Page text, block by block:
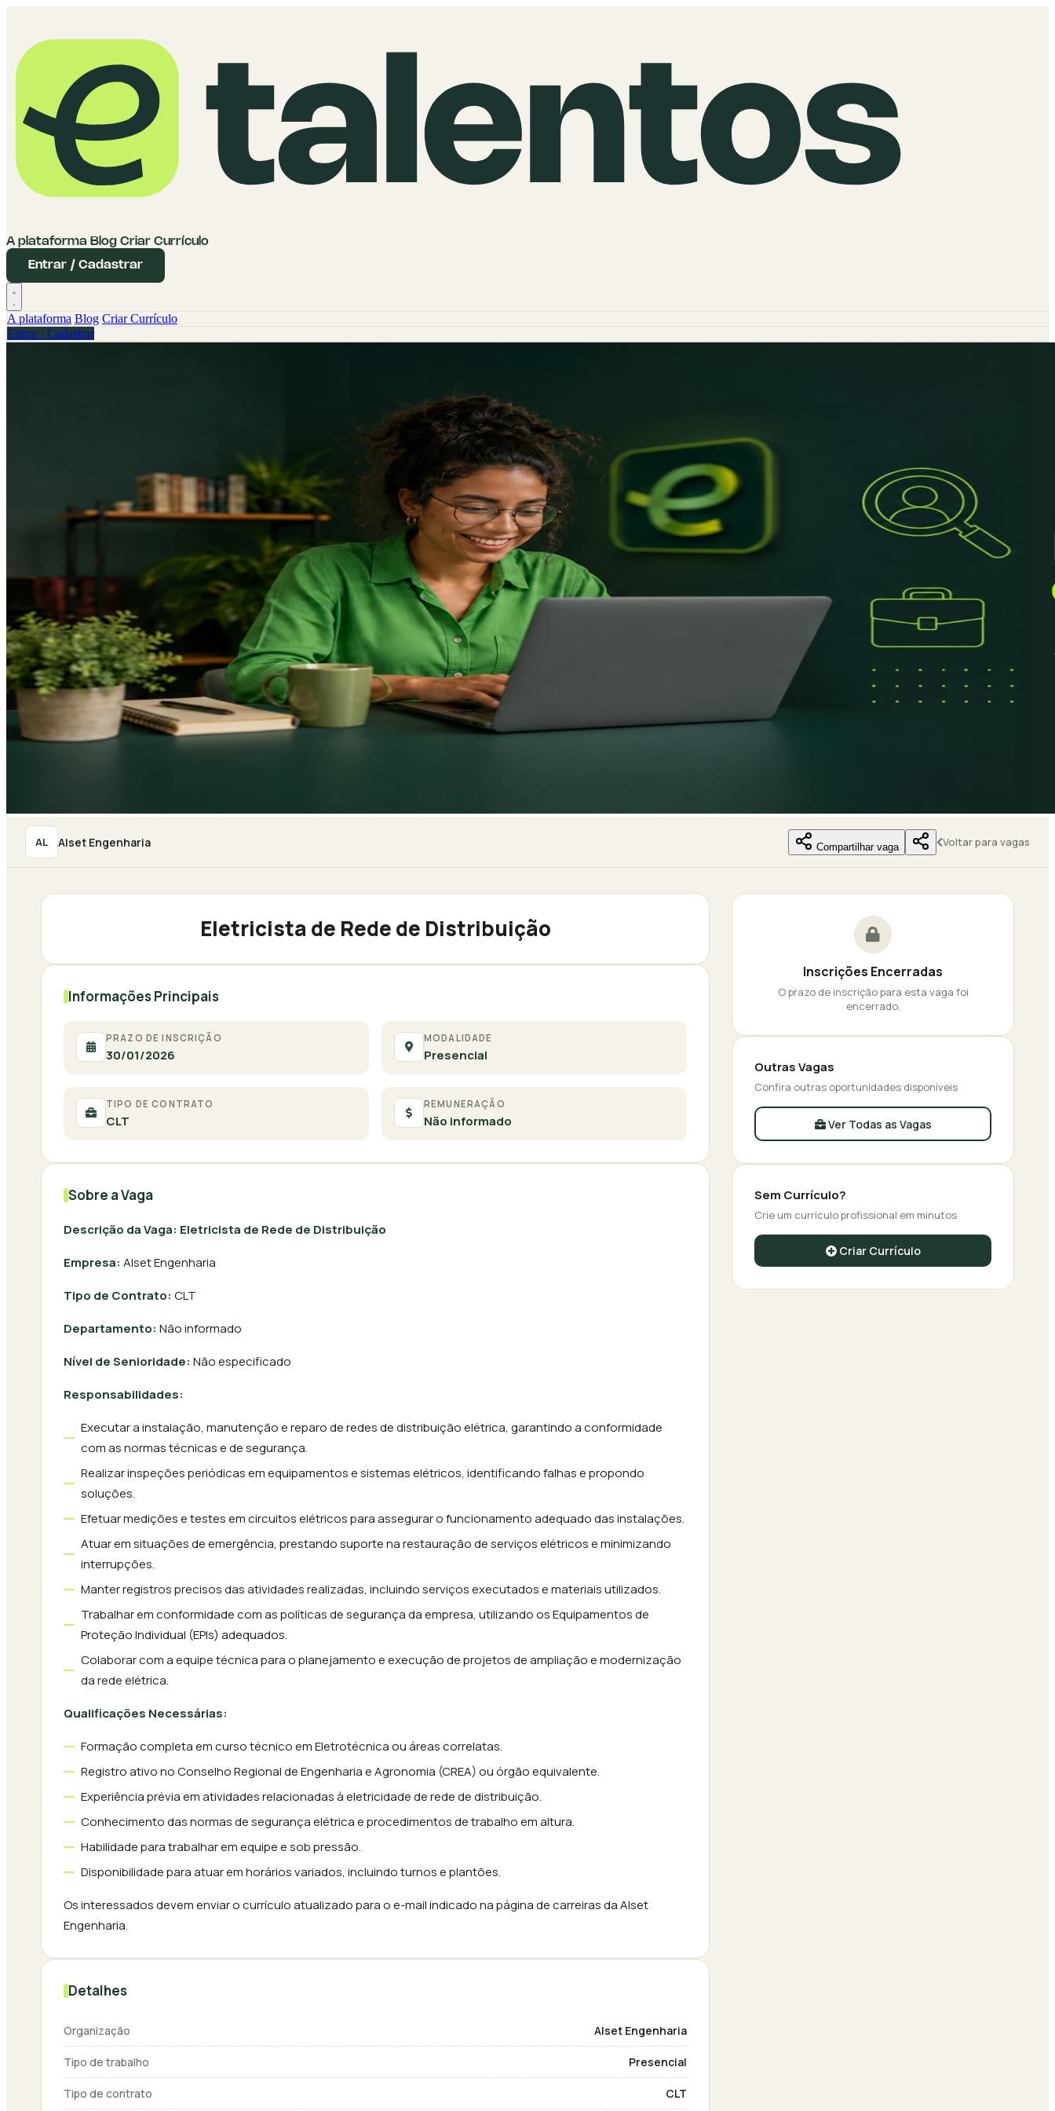
A plataforma Blog Criar Currículo
Entrar / Cadastrar
A plataforma Blog Criar Currículo
Entrar / Cadastrar
AL Alset Engenharia Compartilhar vaga Voltar para vagas
Eletricista de Rede de Distribuição
Informações Principais
PRAZO DE INSCRIÇÃO
30/01/2026
MODALIDADE
Presencial
TIPO DE CONTRATO
CLT
REMUNERAÇÃO
Não informado
Sobre a Vaga
Descrição da Vaga: Eletricista de Rede de Distribuição
Empresa: Alset Engenharia
Tipo de Contrato: CLT
Departamento: Não informado
Nível de Senioridade: Não especificado
Responsabilidades:
Executar a instalação, manutenção e reparo de redes de distribuição elétrica, garantindo a conformidade
com as normas técnicas e de segurança.
Realizar inspeções periódicas em equipamentos e sistemas elétricos, identificando falhas e propondo
soluções.
Efetuar medições e testes em circuitos elétricos para assegurar o funcionamento adequado das instalações.
Atuar em situações de emergência, prestando suporte na restauração de serviços elétricos e minimizando
interrupções.
Manter registros precisos das atividades realizadas, incluindo serviços executados e materiais utilizados.
Trabalhar em conformidade com as políticas de segurança da empresa, utilizando os Equipamentos de
Proteção Individual (EPIs) adequados.
Colaborar com a equipe técnica para o planejamento e execução de projetos de ampliação e modernização
da rede elétrica.
Qualificações Necessárias:
Formação completa em curso técnico em Eletrotécnica ou áreas correlatas.
Registro ativo no Conselho Regional de Engenharia e Agronomia (CREA) ou órgão equivalente.
Experiência prévia em atividades relacionadas à eletricidade de rede de distribuição.
Conhecimento das normas de segurança elétrica e procedimentos de trabalho em altura.
Habilidade para trabalhar em equipe e sob pressão.
Disponibilidade para atuar em horários variados, incluindo turnos e plantões.
Os interessados devem enviar o currículo atualizado para o e-mail indicado na página de carreiras da Alset
Engenharia.
Detalhes
Organização Alset Engenharia
Tipo de trabalho Presencial
Tipo de contrato CLT
Inscrições Encerradas
O prazo de inscrição para esta vaga foi
encerrado.
Outras Vagas
Confira outras oportunidades disponíveis
Ver Todas as Vagas
Sem Currículo?
Crie um currículo profissional em minutos
Criar Currículo